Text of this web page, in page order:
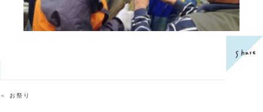
＜ お祭り